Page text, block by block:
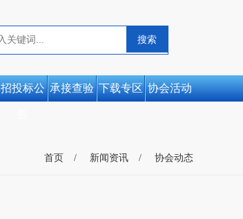
招投标公 承接查验 下载专区 协会活动
首页 新闻资讯 协会动态